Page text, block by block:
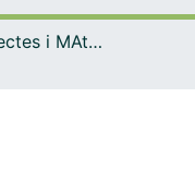
tot el DD
OMADO (Objectes i MAterials DOcents)